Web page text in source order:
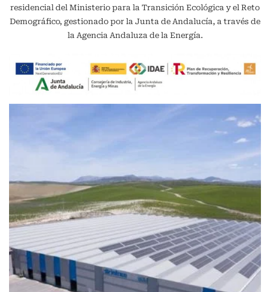
residencial del Ministerio para la Transición Ecológica y el Reto
Demográfico, gestionado por la Junta de Andalucía, a través de
la Agencia Andaluza de la Energía.